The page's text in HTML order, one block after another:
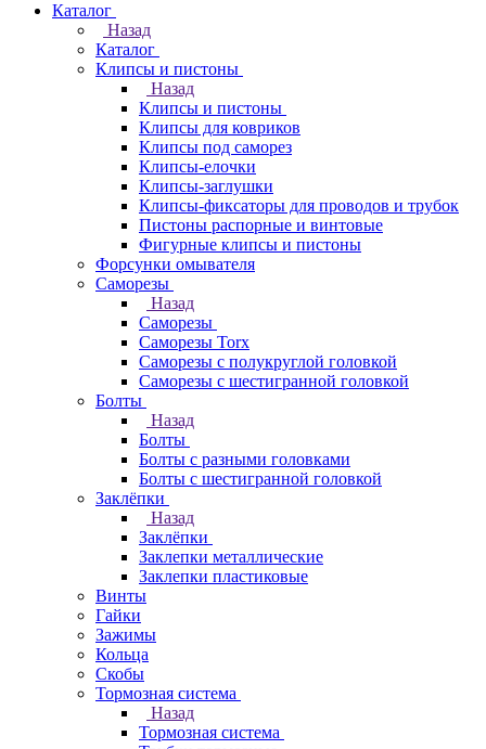
Каталог
Назад
Каталог
Клипсы и пистоны
Назад
Клипсы и пистоны
Клипсы для ковриков
Клипсы под саморез
Клипсы-елочки
Клипсы-заглушки
Клипсы-фиксаторы для проводов и трубок
Пистоны распорные и винтовые
Фигурные клипсы и пистоны
Форсунки омывателя
Саморезы
Назад
Саморезы
Саморезы Torx
Саморезы с полукруглой головкой
Саморезы с шестигранной головкой
Болты
Назад
Болты
Болты с разными головками
Болты с шестигранной головкой
Заклёпки
Назад
Заклёпки
Заклепки металлические
Заклепки пластиковые
Винты
Гайки
Зажимы
Кольца
Скобы
Тормозная система
Назад
Тормозная система